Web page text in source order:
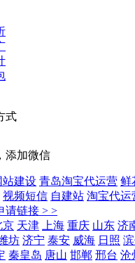
添加微信
站建设 青岛淘宝代运营 鲜
视频短信 自建站 淘宝代运
请链接 > >
京 天津 上海 重庆 山东 济
坊 济宁 泰安 威海 日照
秦皇岛 唐山 邯郸 邢台 沧